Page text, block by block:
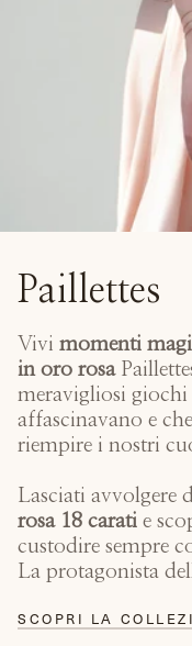
Paillettes
Vivi momenti
in oro rosa
meravigliosi
affascinavano e
riempire i nostri
Lasciati avvolgere
rosa 18 carati e
custodire sempre
La protagonista
SCOPRI LA